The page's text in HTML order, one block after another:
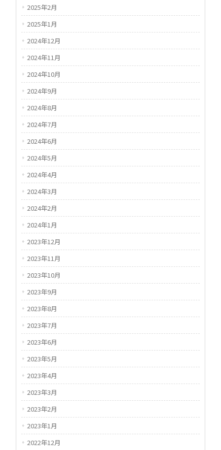
2025年2月
2025年1月
2024年12月
2024年11月
2024年10月
2024年9月
2024年8月
2024年7月
2024年6月
2024年5月
2024年4月
2024年3月
2024年2月
2024年1月
2023年12月
2023年11月
2023年10月
2023年9月
2023年8月
2023年7月
2023年6月
2023年5月
2023年4月
2023年3月
2023年2月
2023年1月
2022年12月